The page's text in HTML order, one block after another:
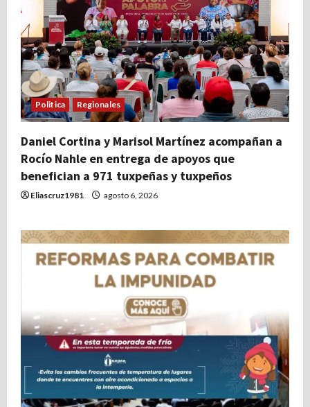
Politica Regionales
Daniel Cortina y Marisol Martínez acompañan a
Rocío Nahle en entrega de apoyos que
benefician a 971 tuxpeñas y tuxpeños
Eliascruz1981 agosto 6, 2026